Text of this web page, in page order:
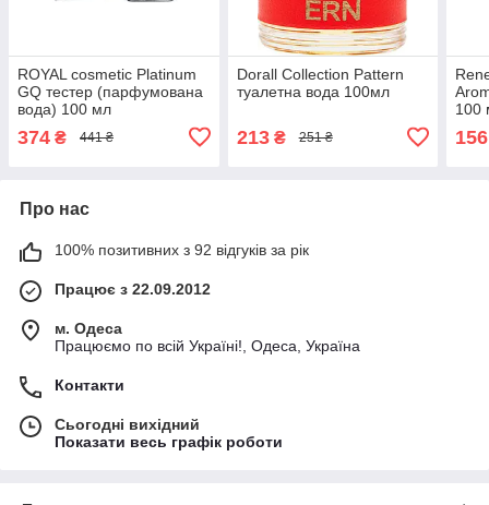
ROYAL cosmetic Platinum
GQ тестер (парфумована
вода) 100 мл
374 ₴ 441 ₴
Dorall Collection Pattern
туалетна вода 100мл
213₴ 251 ₴
100
156
Про нас
100% позитивних з 92 відгуків за рік
Працює з 22.09.2012
м. Одеса
Працюємо по всій Україні!, Одеса, Україна
Контакти
Сьогодні вихідний
Показати весь графік роботи